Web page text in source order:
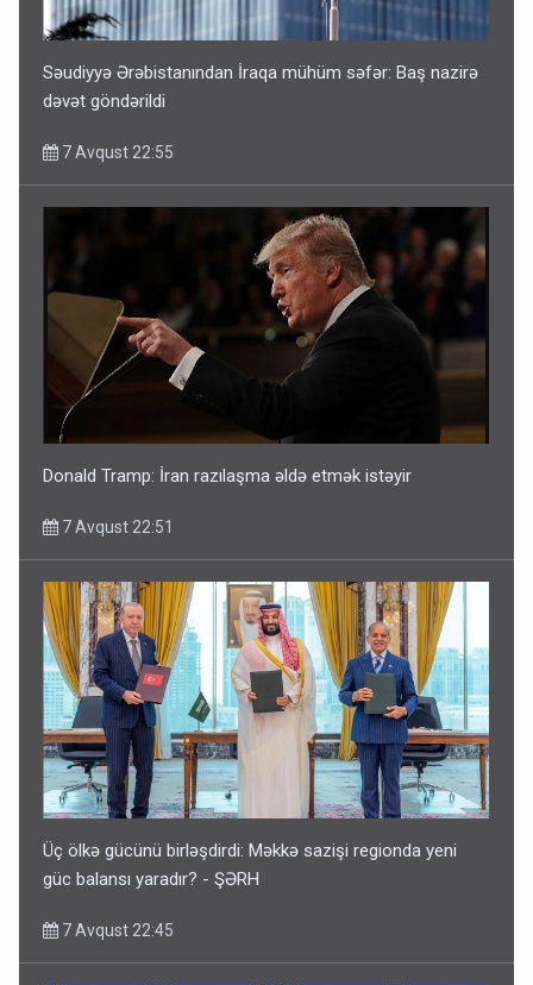
Səudiyyə Ərəbistanından İraqa mühüm səfər: Baş nazirə
dəvət göndərildi
7 Avqust 22:55
Donald Tramp: İran razılaşma əldə etmək istəyir
7 Avqust 22:51
Üç ölkə gücünü birləşdirdi: Məkkə sazişi regionda yeni
güc balansı yaradır? - ŞƏRH
7 Avqust 22:45